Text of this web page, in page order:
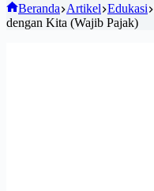
Beranda Artikel Edukasi
dengan Kita (Wajib Pajak)